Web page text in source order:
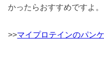
かったらおすすめですよ。
>>マイプロテインのパン